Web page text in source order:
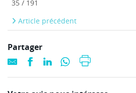
35 / 191
Article précédent
Partager